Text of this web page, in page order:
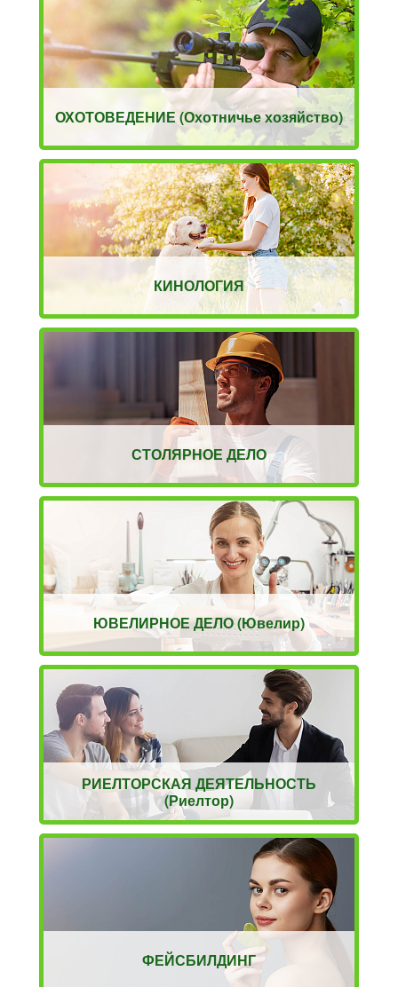
ОХОТОВЕДЕНИЕ (Охотничье хозяйство)
КИНОЛОГИЯ
СТОЛЯРНОЕ ДЕЛО
ЮВЕЛИРНОЕ ДЕЛО (Ювелир)
РИЕЛТОРСКАЯ ДЕЯТЕЛЬНОСТЬ
(Риелтор)
ФЕЙСБИЛДИНГ